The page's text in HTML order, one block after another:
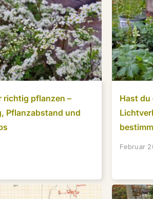
richtig pflanzen –
Pflanzabstand und
Hast du
Februar